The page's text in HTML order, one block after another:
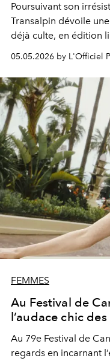
Poursuivant son
Transalpin dévoile
déjà culte, en édition
05.05.2026 by L'Officiel
FEMMES
Au Festival de
l’audace chic
Au 79e Festival de
regards en incarnant